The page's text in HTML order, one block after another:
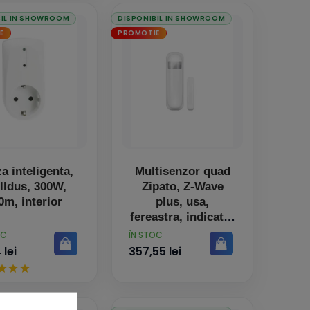
IN SHOWROOM
inteligenta,
300W,
interior
lei
DISPONIBIL IN SHOWROOM
PROMOTIE
Multisenzor quad
Zipato, Z-Wave
plus, usa,
fereastra, indicator
PRET
ÎN STOC
357,55 lei